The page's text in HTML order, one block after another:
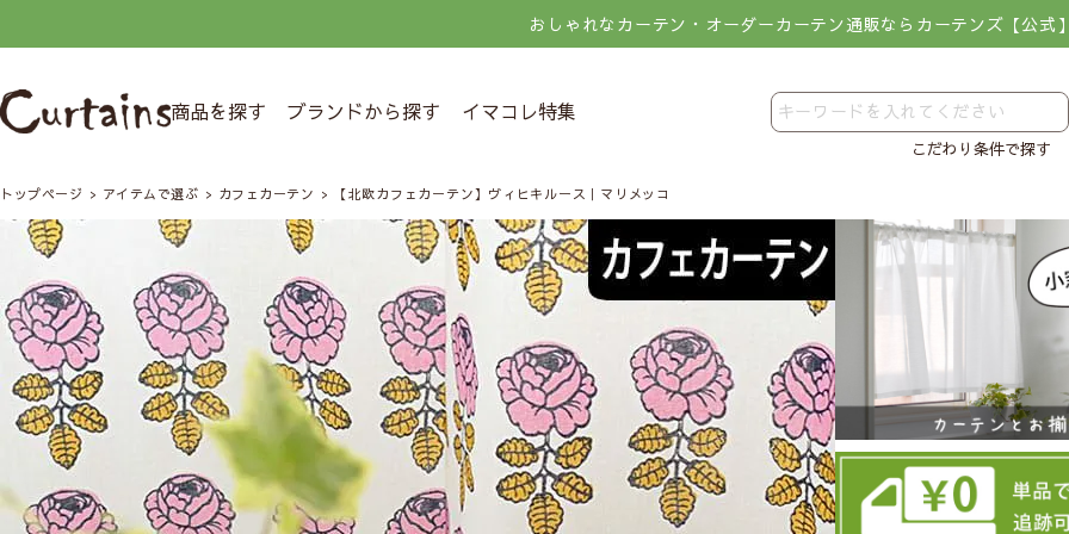
おしゃれなカーテン・オーダーカーテン通販ならカーテンズ【公式
商品を探す ブランドから探す イマコレ特集
こだわり条件で探す
トップページ アイテムで選ぶ カフェカーテン 【北欧カフェカーテン】ヴィヒキルース｜マリメッコ